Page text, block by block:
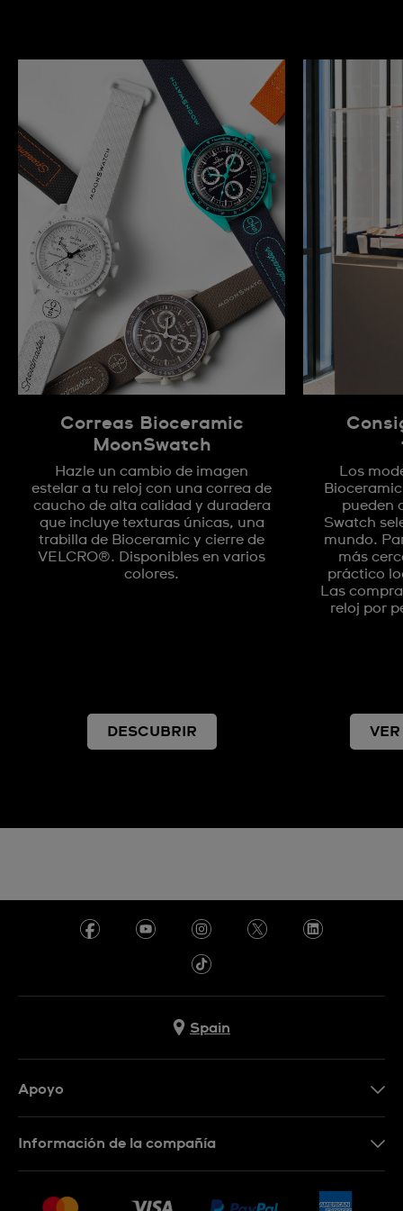
Correas Bioceramic
MoonSwatch
Hazle un cambio de imagen
estelar a tu reloj con una correa de
caucho de alta calidad y duradera
que incluye texturas únicas, una
trabilla de Bioceramic y cierre de
VELCRO®. Disponibles en varios
colores.
DESCUBRIR
Los
pueden
Swatch
mundo.
más
práctico
Las
reloj por
Spain
Apoyo
Información de la compañía